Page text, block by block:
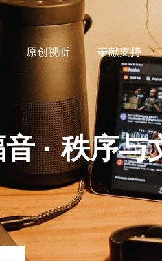
原创视听 奉献支持
· 秩序与